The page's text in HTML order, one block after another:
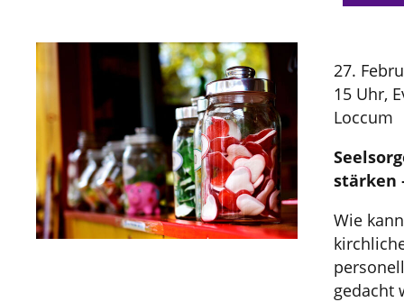
27.
15 Uhr,
Loccum
stärken
Wie
gedacht